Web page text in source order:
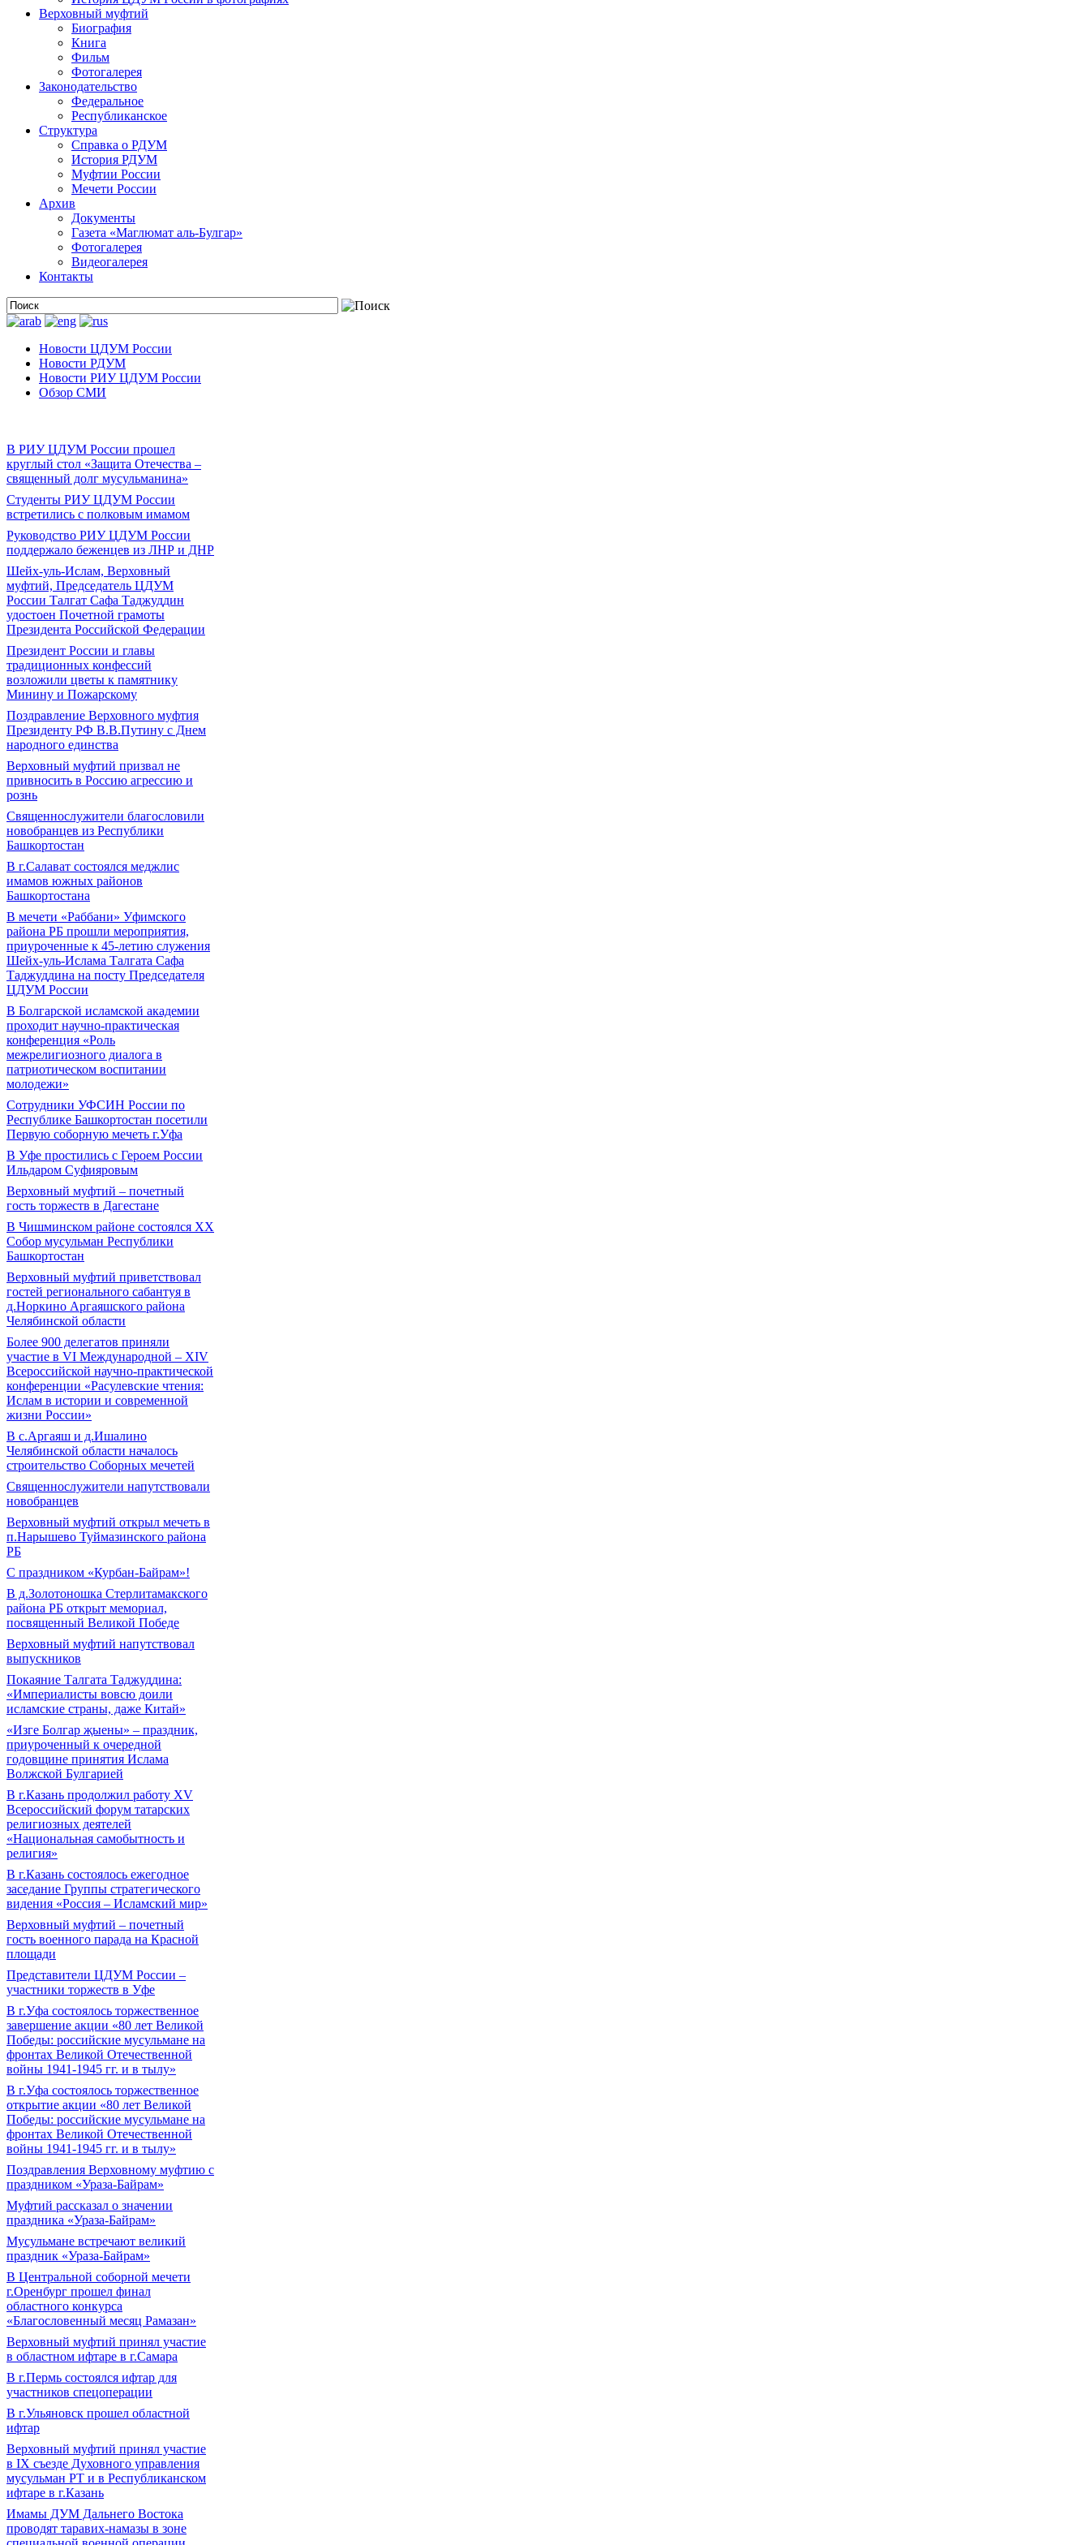
Верховный муфтий
Биография
Книга
Фильм
Фотогалерея
Законодательство
Федеральное
Республиканское
Структура
Справка о РДУМ
История РДУМ
Муфтии России
Мечети России
Архив
Документы
Газета «Маглюмат аль-Булгар»
Фотогалерея
Видеогалерея
Контакты
Новости ЦДУМ России
Новости РДУМ
Новости РИУ ЦДУМ России
Обзор СМИ
В РИУ ЦДУМ России прошел
круглый стол «Защита Отечества –
священный долг мусульманина»
Студенты РИУ ЦДУМ России
встретились с полковым имамом
Руководство РИУ ЦДУМ России
поддержало беженцев из ЛНР и ДНР
Шейх-уль-Ислам, Верховный
муфтий, Председатель ЦДУМ
России Талгат Сафа Таджуддин
удостоен Почетной грамоты
Президента Российской Федерации
Президент России и главы
традиционных конфессий
возложили цветы к памятнику
Минину и Пожарскому
Поздравление Верховного муфтия
Президенту РФ В.В.Путину с Днем
народного единства
Верховный муфтий призвал не
привносить в Россию агрессию и
рознь
Священнослужители благословили
новобранцев из Республики
Башкортостан
В г.Салават состоялся меджлис
имамов южных районов
Башкортостана
В мечети «Раббани» Уфимского
района РБ прошли мероприятия,
приуроченные к 45-летию служения
Шейх-уль-Ислама Талгата Сафа
Таджуддина на посту Председателя
ЦДУМ России
В Болгарской исламской академии
проходит научно-практическая
конференция «Роль
межрелигиозного диалога в
патриотическом воспитании
молодежи»
Сотрудники УФСИН России по
Республике Башкортостан посетили
Первую соборную мечеть г.Уфа
В Уфе простились с Героем России
Ильдаром Суфияровым
Верховный муфтий – почетный
гость торжеств в Дагестане
В Чишминском районе состоялся XX
Собор мусульман Республики
Башкортостан
Верховный муфтий приветствовал
гостей регионального сабантуя в
д.Норкино Аргаяшского района
Челябинской области
Более 900 делегатов приняли
участие в VI Международной – ХIV
Всероссийской научно-практической
конференции «Расулевские чтения:
Ислам в истории и современной
жизни России»
В с.Аргаяш и д.Ишалино
Челябинской области началось
строительство Соборных мечетей
Священнослужители напутствовали
новобранцев
Верховный муфтий открыл мечеть в
п.Нарышево Туймазинского района
РБ
С праздником «Курбан-Байрам»!
В д.Золотоношка Стерлитамакского
района РБ открыт мемориал,
посвященный Великой Победе
Верховный муфтий напутствовал
выпускников
Покаяние Талгата Таджуддина:
«Империалисты вовсю доили
исламские страны, даже Китай»
«Изге Болгар җыены» – праздник,
приуроченный к очередной
годовщине принятия Ислама
Волжской Булгарией
В г.Казань продолжил работу XV
Всероссийский форум татарских
религиозных деятелей
«Национальная самобытность и
религия»
В г.Казань состоялось ежегодное
заседание Группы стратегического
видения «Россия – Исламский мир»
Верховный муфтий – почетный
гость военного парада на Красной
площади
Представители ЦДУМ России –
участники торжеств в Уфе
В г.Уфа состоялось торжественное
завершение акции «80 лет Великой
Победы: российские мусульмане на
фронтах Великой Отечественной
войны 1941-1945 гг. и в тылу»
В г.Уфа состоялось торжественное
открытие акции «80 лет Великой
Победы: российские мусульмане на
фронтах Великой Отечественной
войны 1941-1945 гг. и в тылу»
Поздравления Верховному муфтию с
праздником «Ураза-Байрам»
Муфтий рассказал о значении
праздника «Ураза-Байрам»
Мусульмане встречают великий
праздник «Ураза-Байрам»
В Центральной соборной мечети
г.Оренбург прошел финал
областного конкурса
«Благословенный месяц Рамазан»
Верховный муфтий принял участие
в областном ифтаре в г.Самара
В г.Пермь состоялся ифтар для
участников спецоперации
В г.Ульяновск прошел областной
ифтар
Верховный муфтий принял участие
в IХ съезде Духовного управления
мусульман РТ и в Республиканском
ифтаре в г.Казань
Имамы ДУМ Дальнего Востока
проводят таравих-намазы в зоне